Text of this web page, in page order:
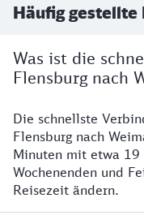
Häufig gestellte
Was ist die
Flensburg nach
Die schnellste
Flensburg nach
Minuten mit etwa 19
Wochenenden und
Reisezeit ändern.